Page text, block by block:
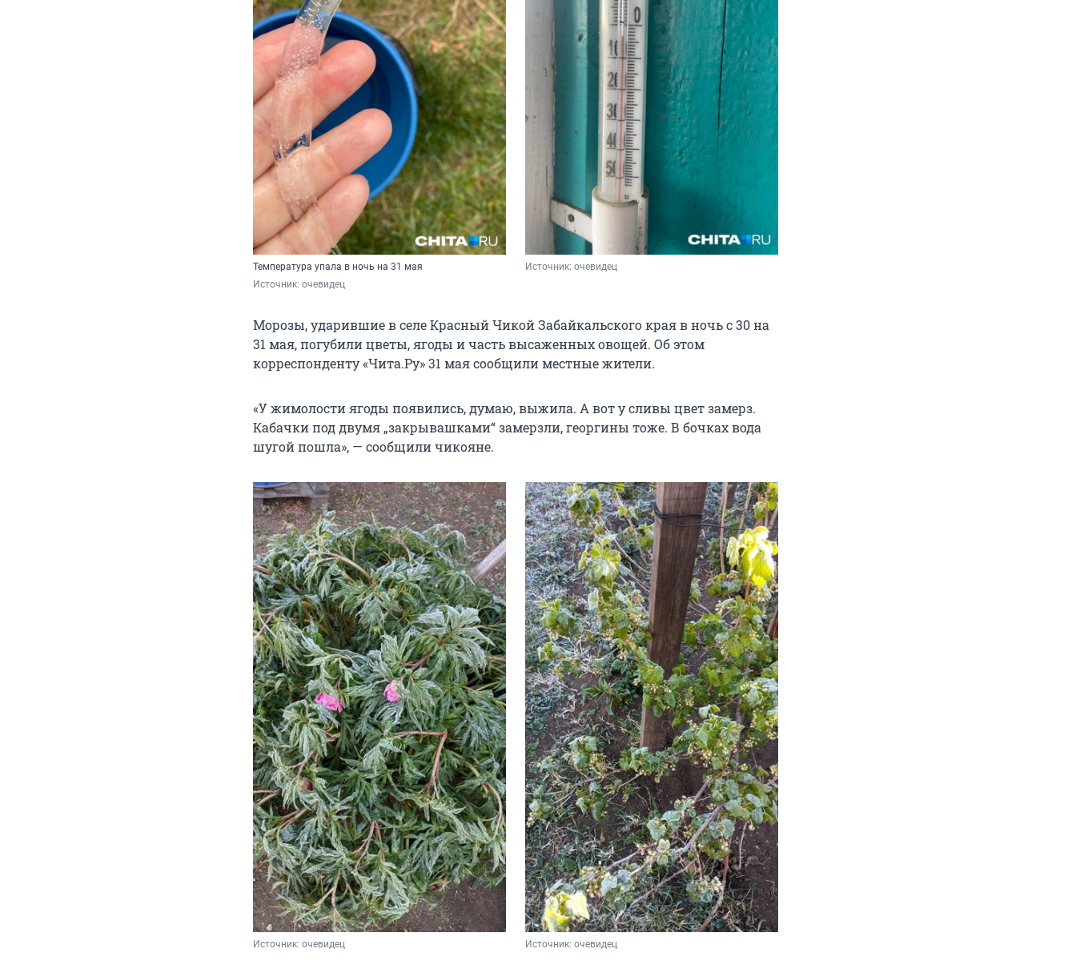
Температура упала в ночь на 31 мая
Источник: очевидец
Источник: очевидец
Морозы, ударившие в селе Красный Чикой Забайкальского края в ночь с 30 на
31 мая, погубили цветы, ягоды и часть высаженных овощей. Об этом
корреспонденту «Чита.Ру» 31 мая сообщили местные жители.
«У жимолости ягоды появились, думаю, выжила. А вот у сливы цвет замерз.
Кабачки под двумя „закрывашками“ замерзли, георгины тоже. В бочках вода
шугой пошла», — сообщили чикояне.
Источник: очевидец Источник: очевидец